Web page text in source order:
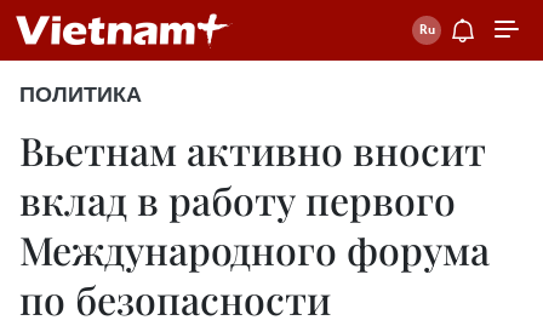
ПОЛИТИКА
Вьетнам активно вносит
вклад в работу первого
Международного форума
по безопасности